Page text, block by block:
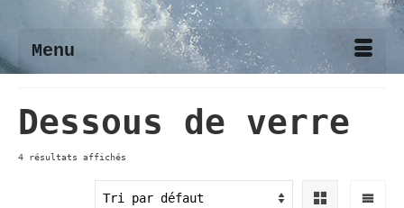
Menu
Dessous de verre
4 résultats affichés